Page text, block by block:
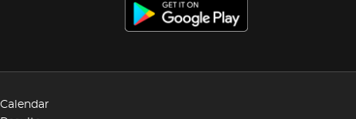
Calendar